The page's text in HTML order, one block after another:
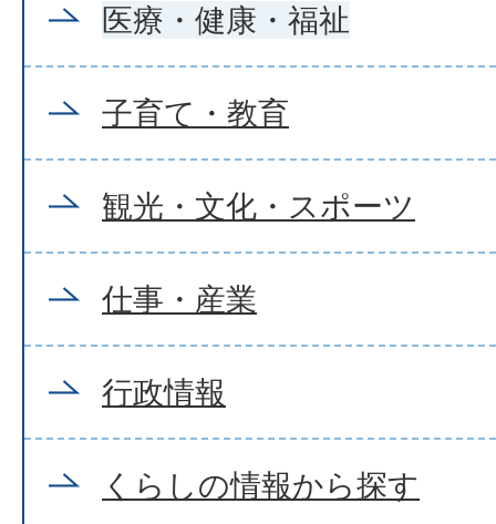
医療・健康・福祉
子育て・教育
観光・文化・スポーツ
仕事・産業
行政情報
くらしの情報から探す